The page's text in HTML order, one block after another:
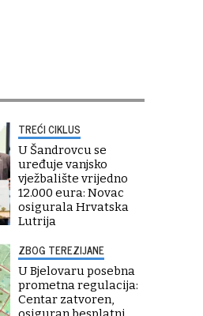
TREĆI CIKLUS
U Šandrovcu se
uređuje vanjsko
vježbalište vrijedno
12.000 eura: Novac
osigurala Hrvatska
Lutrija
ZBOG TEREZIJANE
U Bjelovaru posebna
prometna regulacija:
Centar zatvoren,